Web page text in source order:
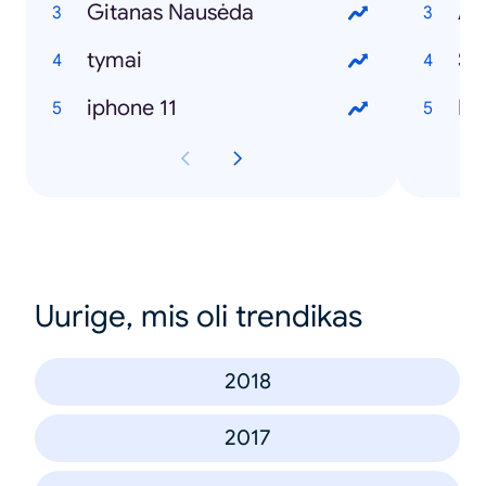
Gitanas Nausėda
tymai
iphone 11
Uurige, mis oli trendikas
2018
2017